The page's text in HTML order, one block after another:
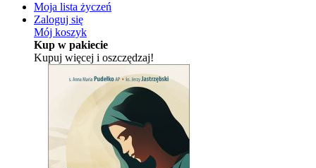
Moja lista życzeń
Zaloguj się
Mój koszyk
Kup w pakiecie
Kupuj więcej i oszczędzaj!